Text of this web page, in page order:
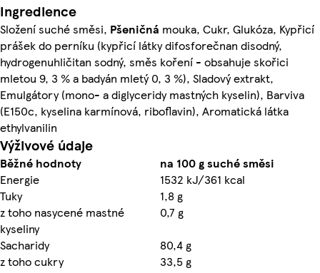
Ingredience
Složení suché směsi, Pšeničná mouka, Cukr, Glukóza, Kypřicí
prášek do perníku (kypřicí látky difosforečnan disodný,
hydrogenuhličitan sodný, směs koření - obsahuje skořici
mletou 9, 3 % a badyán mletý 0, 3 %), Sladový extrakt,
Emulgátory (mono- a diglyceridy mastných kyselin), Barviva
(E150c, kyselina karmínová, riboflavin), Aromatická látka
ethylvanilin
Výživové údaje
Běžné hodnoty
na 100 g suché směsi
Energie
1532 kJ/361 kcal
Tuky
1,8 g
z toho nasycené mastné
kyseliny
0,7 g
Sacharidy
80,4 g
z toho cukry
33,5 g